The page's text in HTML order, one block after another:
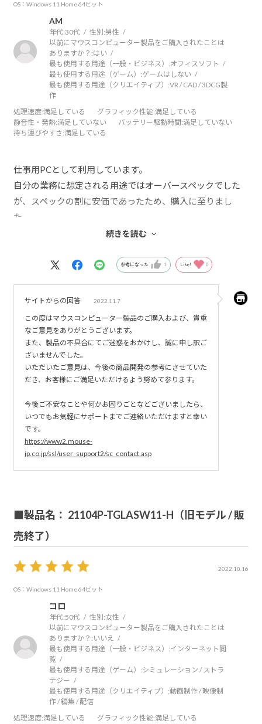
OS：Windows 11 Home 64ビット
AM
年代:30代 性別:男性
以前にマウスコンピューター製品をご購入されたことは
ありますか？:はい
最も使用する用途（一般・ビジネス）:オフィスソフト
最も使用する用途（ゲーム）:ゲームはしない
最も使用する用途（クリエイティブ）:VR / CAD / 3DCG製
作
処理速度:満足している グラフィック性能:満足している
静音性・発熱:満足していない バッテリー駆動時間 :満足していない
持ち運びやすさ :満足している
仕事用PCとして利用しています。
自分の業務に想定される用途ではオーバースペックでした
が、スペックの割に安価であったため、購入に至りまし
た。
3) デザインが良く、軽いので持ち運びも苦ではありませ
多少不満がある点は、
1) バッテリーの持ちがあまりよくないこと。自分の使用状
況だと、1日中バッテリーのみで使用することはできませ
2) 時折、ファンの音が大きめです。静音モード使用すれば
変わるのかもしれません。
3) エンターキーの横幅が狭く、稀に打ち間違いがありま
す。
きました。修理されるまでに2回、PCを送ることになりま
したが、1度目は再現性なしでディスプレイの予測交換、改
善ないため2度目に詳しく見てもらい、症状確認できたとの
ことで内部全交換となりました。丁寧に対応してもらえた
続きを読む
参考になった 1 Like! 0
サイトからの回答 2022.11.7
この度はマウスコンピューター製品のご購入および、貴重
なご意見をありがとうございます。
また、製品の不具合にてご迷惑をおかけし、誠に申し訳ご
ざいませんでした。
いただいたご意見は、今後の商品開発の参考にさせていた
だき、お客様にご満足いただけるよう努めて参ります。
今後ご不安なことや何かお困りごとなどございましたら、
いつでもお気軽にサポートまでご連絡いただけますと幸い
です。
https://www2.mouse-
jp.co.jp/ssl/user_support2/sc_contact.asp
■製品名： 21104P-TGLASW11-H（旧モデル / 販
売終了）
2022.10.16
OS：Windows 11 Home 64ビット
コロ
年代:50代 性別:女性
以前にマウスコンピューター製品をご購入されたことは
ありますか？: いいえ
最も使用する用途（一般・ビジネス）:インターネット閲
覧
最も使用する用途（ゲーム）:シミュレーション / ストラ
テジー
最も使用する用途（クリエイティブ）:動画制作 / 映像制
作 / 編集 / 配信
処理速度:満足している グラフィック性能:満足している